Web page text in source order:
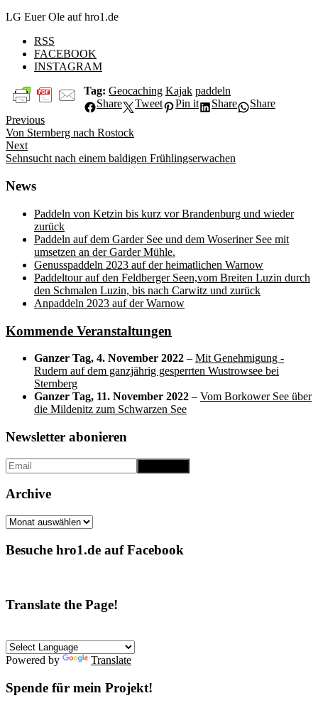
LG Euer Ole auf hro1.de
RSS
FACEBOOK
INSTAGRAM
Tag: Geocaching Kajak paddeln
Share
Tweet Pin it Share Share
Beitragsnavigation
Previous
Previous
post:
Von Sternberg nach Rostock
Next
Next
Sehnsucht nach einem baldigen Frühlingserwachen
News
Paddeln von Ketzin bis kurz vor Brandenburg und wieder
zurück
Paddeln auf dem Garder See und dem Woseriner See mit
umsetzen an der Garder Mühle.
Genusspaddeln 2023 auf der heimatlichen Warnow
Paddeltour auf den Feldberger Seen,vom Breiten Luzin durch
den Schmalen Luzin, bis nach Carwitz und zurück
Anpaddeln 2023 auf der Warnow
Kommende Veranstaltungen
Ganzer Tag, 4. November 2022 – Mit Genehmigung -
Rudern auf dem ganzjährig gesperrten Wustrowsee bei
Sternberg
Ganzer Tag, 11. November 2022 – Vom Borkower See über
die Mildenitz zum Schwarzen See
Newsletter abonieren
Archive
Archive
Besuche hro1.de auf Facebook
Translate the Page!
Powered by Translate
Spende für mein Projekt!